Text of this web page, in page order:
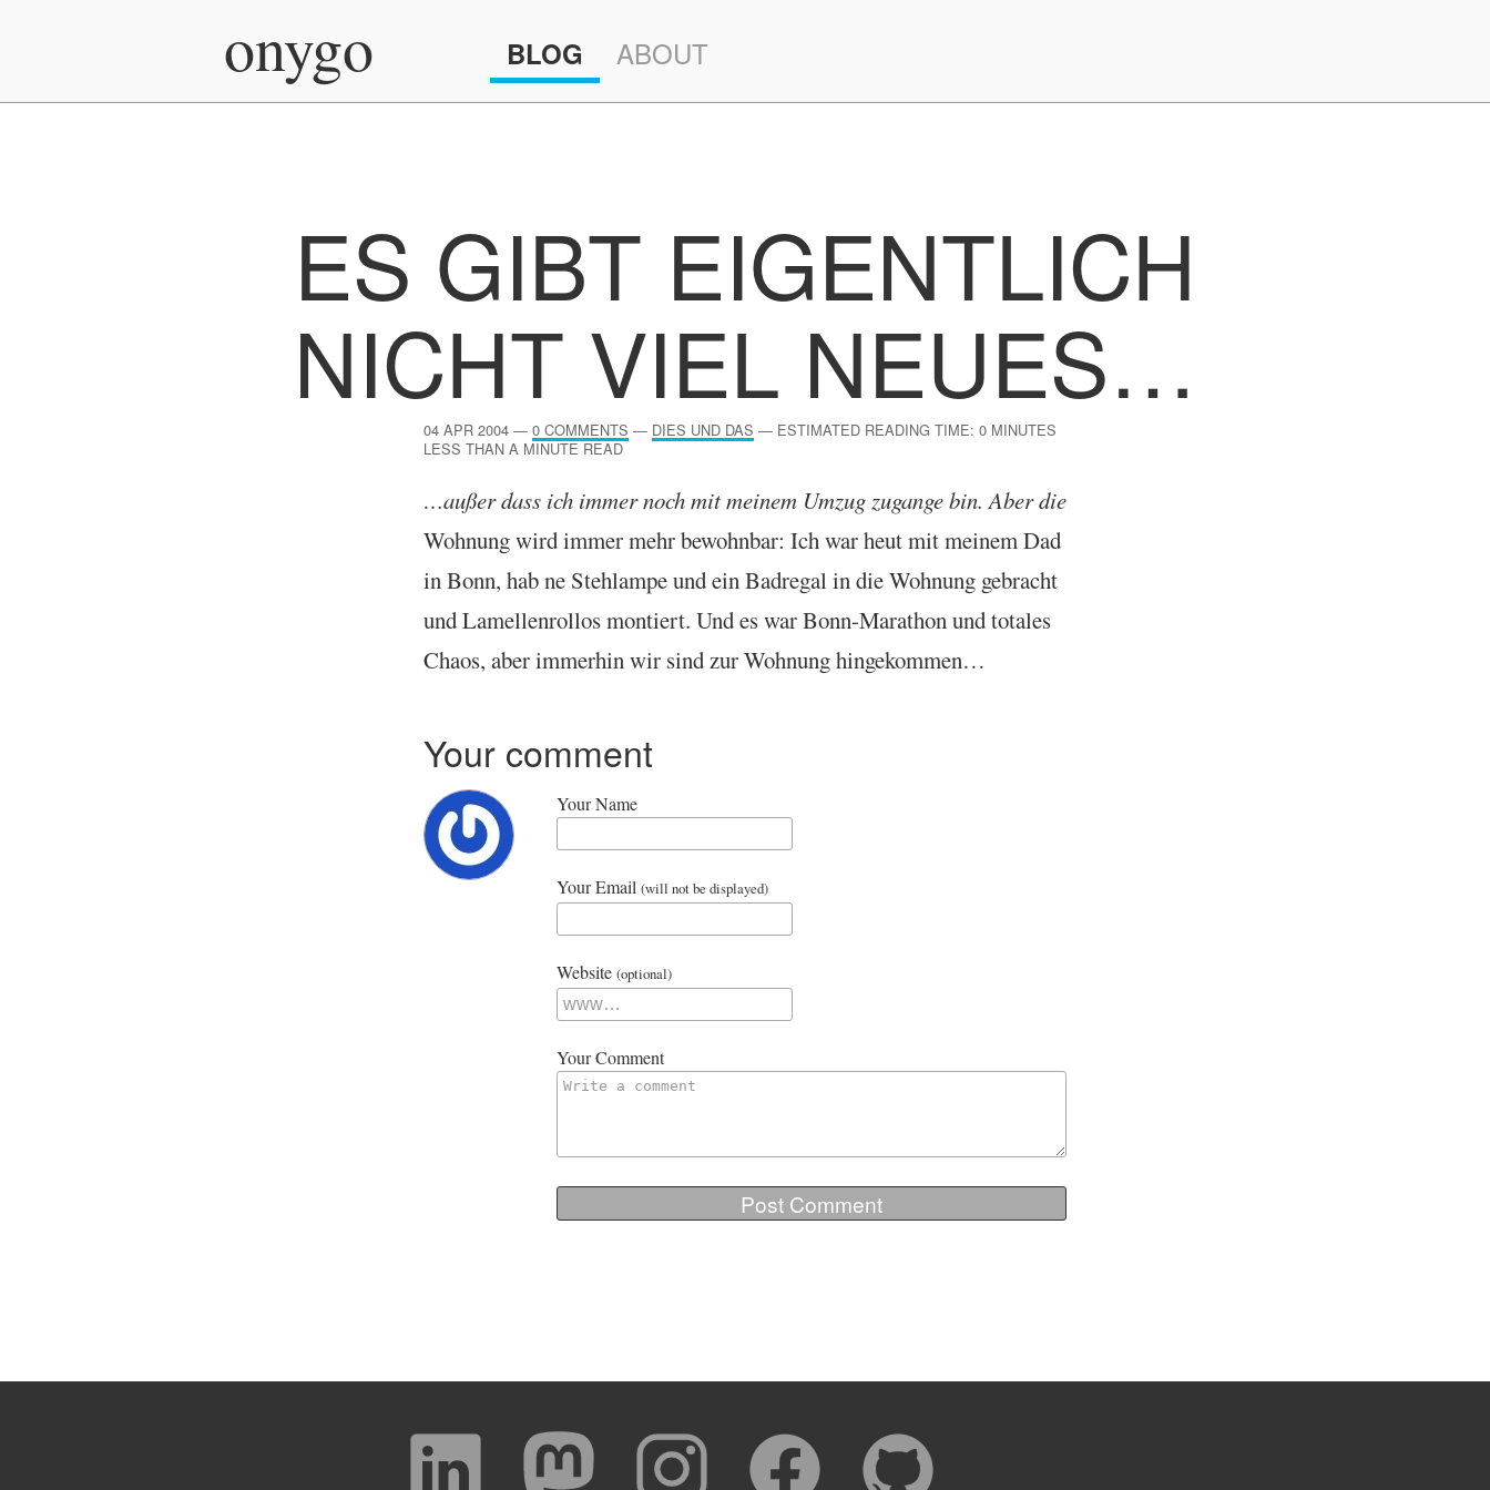
onygo BLOG ABOUT
ES GIBT EIGENTLICH
NICHT VIEL NEUES…
04 APR 2004 — 0 COMMENTS — DIES UND DAS — ESTIMATED READING TIME: 0 MINUTES
LESS THAN A MINUTE READ
…außer dass ich immer noch mit meinem Umzug zugange bin. Aber die
Wohnung wird immer mehr bewohn­bar: Ich war heut mit meinem Dad
in Bonn, hab ne Steh­lampe und ein Bad­regal in die Wohnung geb­racht
und Lamel­len­rol­los mon­tiert. Und es war Bonn-Mara­thon und totales
Chaos, aber immer­hin wir sind zur Wohnung hingekommen…
Your comment
Your Name
Your Email (will not be displayed)
Website (optional)
Your Comment